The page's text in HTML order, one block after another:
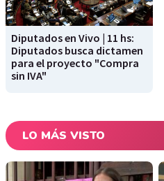
Diputados en Vivo | 11 hs:
Diputados busca dictamen
para el proyecto "Compra
sin IVA"
LO MÁS VISTO